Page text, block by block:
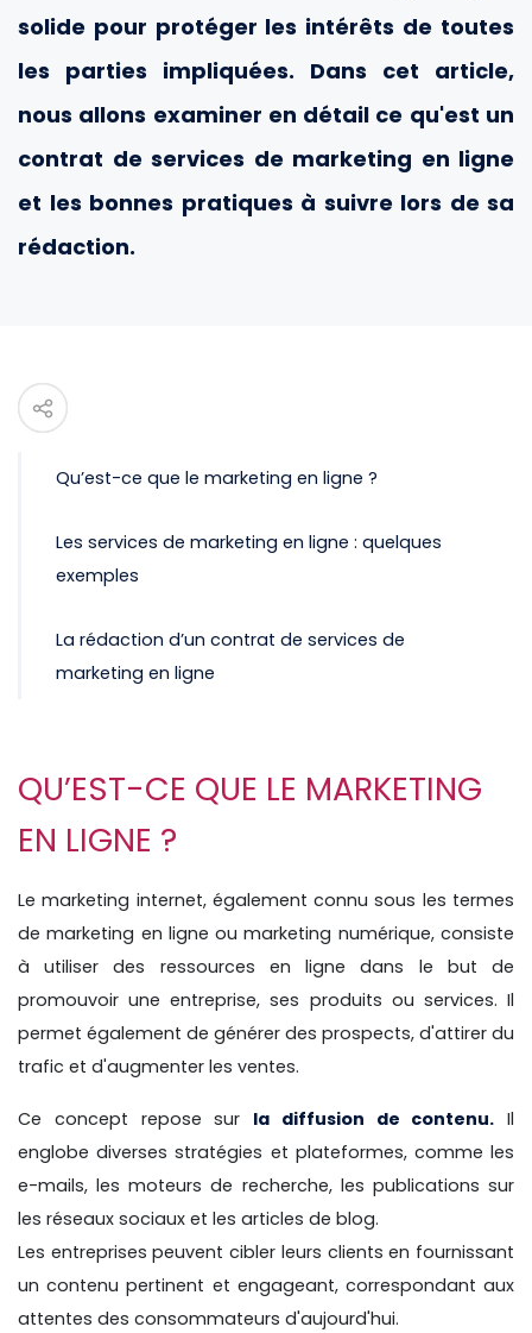
solide pour protéger les intérêts de toutes
les parties impliquées. Dans cet article,
nous allons examiner en détail ce qu'est un
contrat de services de marketing en ligne
et les bonnes pratiques à suivre lors de sa
rédaction.
Qu’est-ce que le marketing en ligne ?
Les services de marketing en ligne : quelques
exemples
La rédaction d’un contrat de services de
marketing en ligne
QU’EST-CE QUE LE MARKETING
EN LIGNE ?
Le marketing internet, également connu sous les termes
de marketing en ligne ou marketing numérique, consiste
à utiliser des ressources en ligne dans le but de
promouvoir une entreprise, ses produits ou services. Il
permet également de générer des prospects, d'attirer du
trafic et d'augmenter les ventes.
Ce concept repose sur la diffusion de contenu. Il
englobe diverses stratégies et plateformes, comme les
e-mails, les moteurs de recherche, les publications sur
les réseaux sociaux et les articles de blog.
Les entreprises peuvent cibler leurs clients en fournissant
un contenu pertinent et engageant, correspondant aux
attentes des consommateurs d'aujourd'hui.